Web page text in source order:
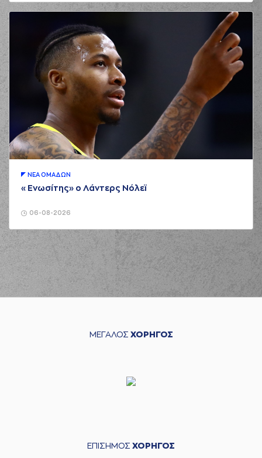
06-08-2026
ΝΕA ΟΜAΔΩΝ
«Ενωσίτης» ο Λάντερς Νόλεϊ
ΜΕΓΑΛΟΣ ΧΟΡΗΓΟΣ
ΕΠΙΣΗΜΟΣ ΧΟΡΗΓΟΣ